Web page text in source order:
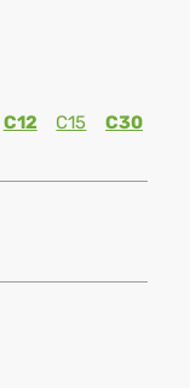
C12 C15
C30